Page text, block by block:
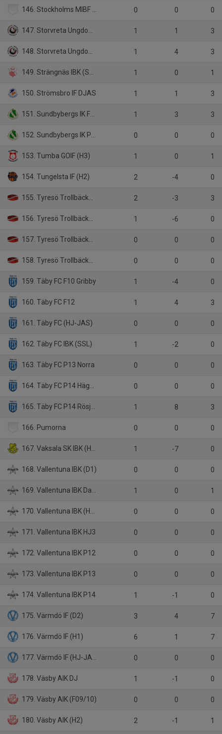
146. Stockholms MIBF P14 0 0 0
147. Storvreta Ungdom IBK (H2) 1 1 3
148. Storvreta Ungdom IBK JAS HJ 1 4 3
149. Strängnäs IBK (SSL) 1 0 1
150. Strömsbro IF DJAS 1 1 3
151. Sundbybergs IK F-12/13 1 3 3
152. Sundbybergs IK P-12 0 0 0
153. Tumba GOIF (H3) 1 0 1
154. Tungelsta IF (H2) 2 -4 0
155. Tyresö Trollbäcken IBK (DA) 2 -3 3
156. Tyresö Trollbäcken IBK F09/10 1 -6 0
157. Tyresö Trollbäcken IBK HJ JAS 0 0 0
158. Tyresö Trollbäcken IBK (HJ-JAS) 0 0 0
159. Täby FC F10 Gribby 1 -4 0
160. Täby FC F12 1 4 3
161. Täby FC (HJ-JAS) 0 0 0
162. Täby FC IBK (SSL) 1 -2 0
163. Täby FC P13 Norra 0 0 0
164. Täby FC P14 Hägerneholm 0 0 0
165. Täby FC P14 Rösjön 1 8 3
166. Pumorna 0 0 0
167. Vaksala SK IBK (H1) 1 -7 0
168. Vallentuna IBK (D1) 0 0 0
169. Vallentuna IBK Damveteran 1 0 1
170. Vallentuna IBK (HJ-JAS) 0 0 0
171. Vallentuna IBK HJ3 0 0 0
172. Vallentuna IBK P12 0 0 0
173. Vallentuna IBK P13 0 0 0
174. Vallentuna IBK P14 1 -1 0
175. Värmdö IF (D2) 3 4 7
176. Värmdö IF (H1) 6 1 7
177. Värmdö IF (HJ-JAS) 0 0 0
178. Väsby AIK DJ 1 -1 0
179. Väsby AIK (F09/10) 0 0 0
180. Väsby AIK (H2) 2 -1 1